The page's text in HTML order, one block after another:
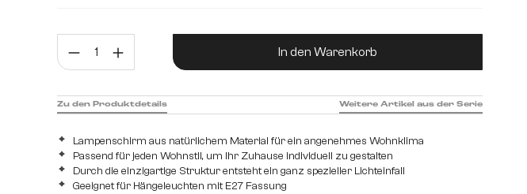
Produkt Anzahl: Gib den gewünschten Wert
In den Warenkorb
Lampenschirm aus natürlichem Material für ein angenehmes Wohnklima
Passend für jeden Wohnstil, um Ihr Zuhause individuell zu gestalten
Durch die einzigartige Struktur entsteht ein ganz spezieller Lichteinfall
Geeignet für Hängeleuchten mit E27 Fassung
Zu den Produktdetails Weitere Artikel aus der Serie